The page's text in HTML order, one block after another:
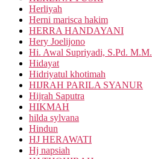
Herliyah
Herni marisca hakim
HERRA HANDAYANI
Hery Joelijono
Hi. Awal Supriyadi, S.Pd. M.M.
Hidayat
Hidriyatul khotimah
HIJRAH PARILA SYANUR
Hijrah Saputra
HIKMAH
hilda sylvana
Hindun
HJ HERAWATI
Hj napsiah